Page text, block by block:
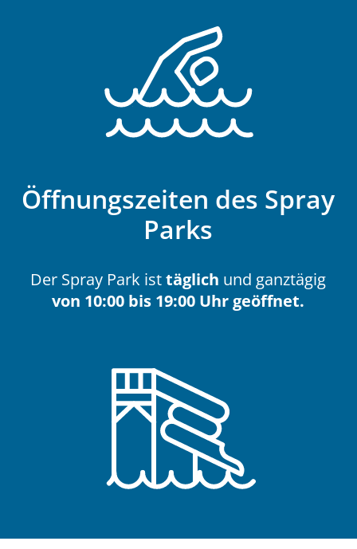
Öffnungszeiten des Spray
Parks
Der Spray Park isttäglich und ganztägig
von 10:00 bis 19:00 Uhr geöffnet.